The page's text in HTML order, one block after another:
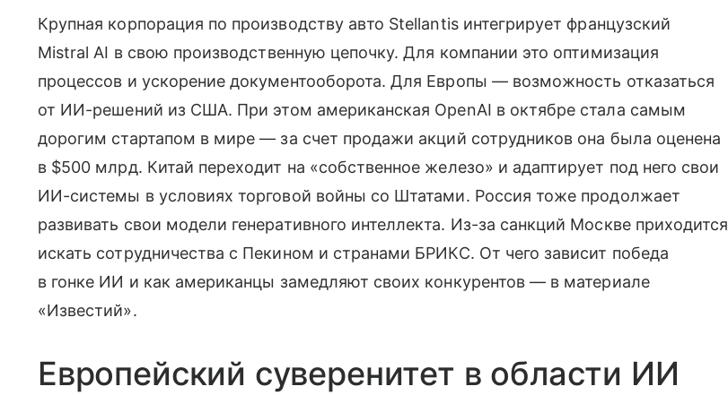
Крупная корпорация по производству авто Stellantis интегрирует французский
Mistral AI в свою производственную цепочку. Для компании это оптимизация
процессов и ускорение документооборота. Для Европы — возможность отказаться
от ИИ-решений из США. При этом американская OpenAI в октябре стала самым
дорогим стартапом в мире — за счет продажи акций сотрудников она была оценена
в $500 млрд. Китай переходит на «собственное железо» и адаптирует под него свои
ИИ-системы в условиях торговой войны со Штатами. Россия тоже продолжает
развивать свои модели генеративного интеллекта. Из-за санкций Москве приходится
искать сотрудничества с Пекином и странами БРИКС. От чего зависит победа
в гонке ИИ и как американцы замедляют своих конкурентов — в материале
«Известий».
Европейский суверенитет в области ИИ